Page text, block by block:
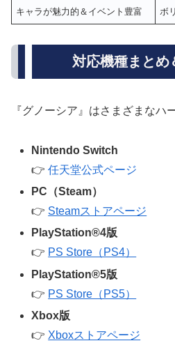
キャラが魅力的＆イベント豊富 ボ
対応機種まとめ
『グノーシア』はさまざまなハ
Nintendo Switch
👉任天堂公式ページ
PC（Steam）
👉 Steamストアページ
PlayStation®4版
👉 PS Store（PS4）
PlayStation®5版
👉 PS Store（PS5）
Xbox版
👉 Xboxストアページ